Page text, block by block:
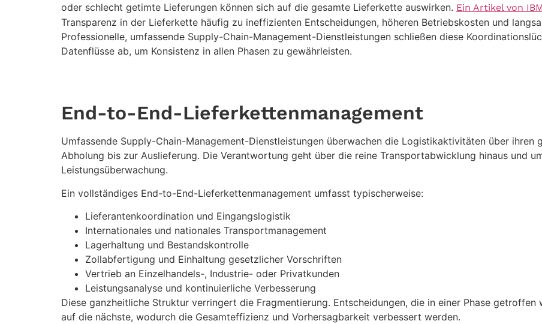
oder schlecht getimte Lieferungen können sich auf die gesamte Lieferkette auswirken. Ein Artikel von IBM
Transparenz in der Lieferkette häufig zu ineffizienten Entscheidungen, höheren Betriebskosten und
Professionelle, umfassende Supply-Chain-Management-Dienstleistungen schließen diese
Datenflüsse ab, um Konsistenz in allen Phasen zu gewährleisten.
End-to-End-Lieferkettenmanagement
Umfassende Supply-Chain-Management-Dienstleistungen überwachen die Logistikaktivitäten über ihren
Abholung bis zur Auslieferung. Die Verantwortung geht über die reine Transportabwicklung hinaus und
Leistungsüberwachung.
Ein vollständiges End-to-End-Lieferkettenmanagement umfasst typischerweise:
Lieferantenkoordination und Eingangslogistik
Internationales und nationales Transportmanagement
Lagerhaltung und Bestandskontrolle
Zollabfertigung und Einhaltung gesetzlicher Vorschriften
Vertrieb an Einzelhandels-, Industrie- oder Privatkunden
Leistungsanalyse und kontinuierliche Verbesserung
Diese ganzheitliche Struktur verringert die Fragmentierung. Entscheidungen, die in einer Phase
auf die nächste, wodurch die Gesamteffizienz und Vorhersagbarkeit verbessert werden.